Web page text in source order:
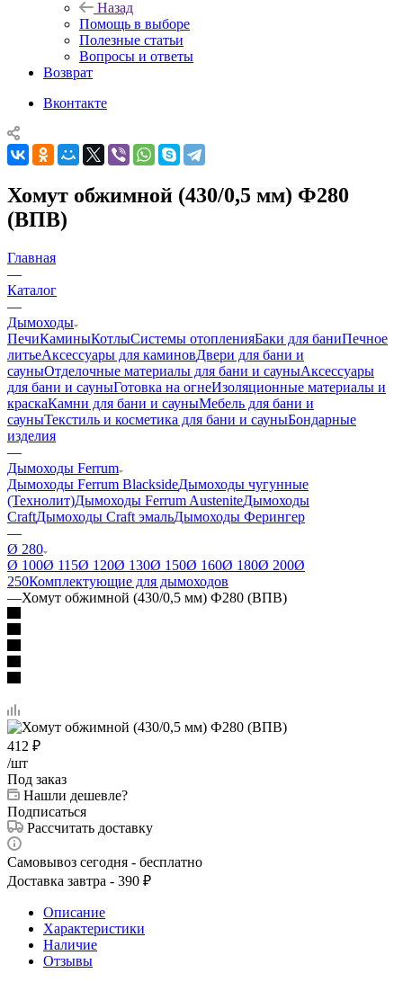
Назад
Помощь в выборе
Полезные статьи
Вопросы и ответы
Возврат
Вконтакте
Хомут обжимной (430/0,5 мм) Ф280
(ВПВ)
Главная
—
Каталог
—
Дымоходы
ПечиКаминыКотлыСистемы отопленияБаки для баниПечное
литьеАксессуары для каминовДвери для бани и
сауныОтделочные материалы для бани и сауныАксессуары
для бани и сауныГотовка на огнеИзоляционные материалы и
краскаКамни для бани и сауныМебель для бани и
сауныТекстиль и косметика для бани и сауныБондарные
изделия
—
Дымоходы Ferrum
Дымоходы Ferrum BlacksideДымоходы чугунные
(Технолит)Дымоходы Ferrum AusteniteДымоходы
CraftДымоходы Craft эмальДымоходы Ферингер
—
Ø 280
Ø 100Ø 115Ø 120Ø 130Ø 150Ø 160Ø 180Ø 200Ø
250Комплектующие для дымоходов
—Хомут обжимной (430/0,5 мм) Ф280 (ВПВ)
412 ₽
/шт
Под заказ
Нашли дешевле?
Подписаться
Рассчитать доставку
Самовывоз сегодня - бесплатно
Доставка завтра - 390 ₽
Описание
Характеристики
Наличие
Отзывы